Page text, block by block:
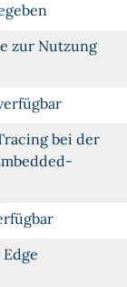
zur Nutzung
bei der